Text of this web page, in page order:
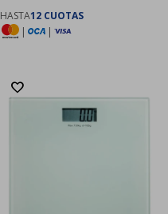
HASTA12 CUOTAS
|
|